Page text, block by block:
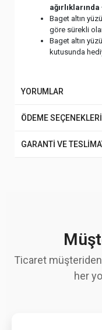
Baget altın
göre sürekli
Baget altın
kutusunda
YORUMLAR
ÖDEME SEÇENEKLERİ
GARANTİ VE
Ticaret
her